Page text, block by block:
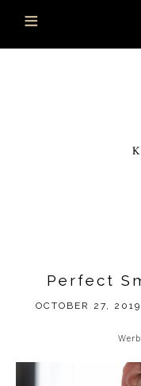
Perfect
OCTOBER 27, 2019